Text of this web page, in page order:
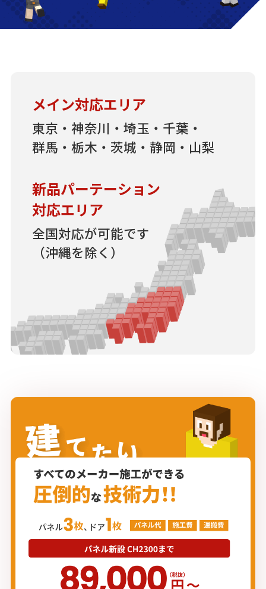
メイン対応エリア
東京・神奈川・埼玉・千葉・
群馬・栃木・茨城・静岡・山梨
新品パーテーション
対応エリア
全国対応が可能です
（沖縄を除く）